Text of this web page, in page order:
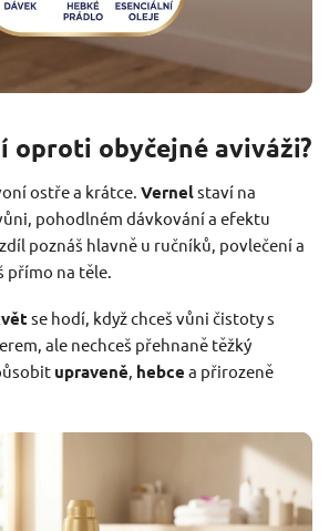
oproti obyčejné aviváži?
ostře a krátce. Vernelstaví na
pohodlném dávkování a efektu
poznáš hlavně u ručníků, povlečení a
přímo na těle.
se hodí, když chceš vůni čistoty s
ale nechceš přehnaně těžký
upraveně, hebce a přirozeně